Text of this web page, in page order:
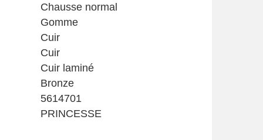
Chausse normal
Gomme
Cuir
Cuir
Cuir laminé
Bronze
5614701
PRINCESSE